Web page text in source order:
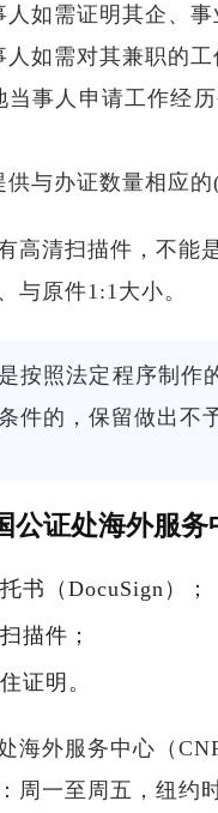
人如需证明其企、
人如需对其兼职的
当事人申请工作经
供与办证数量相应
高清扫描件，不能
与原件1:1大小。
按照法定程序制作
件的，保留做出不
公证处海外服
书（DocuSign）；
描件；
证明。
海外服务中心（
周一至周五，纽约